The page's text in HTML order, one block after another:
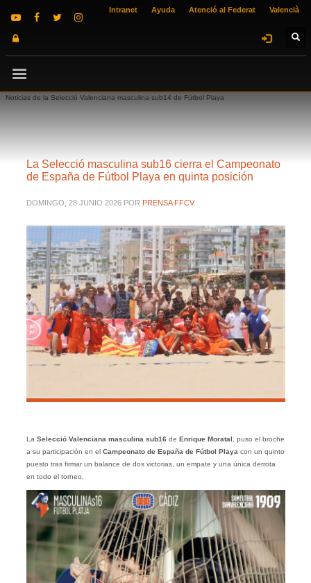
Intranet Ayuda Atenció al Federat Valencià
Noticias de la Selecció Valenciana masculina sub14 de Fútbol Playa
La Selecció masculina sub16 cierra el Campeonato
de España de Fútbol Playa en quinta posición
DOMINGO, 28 JUNIO 2026 POR PRENSA FFCV
La Selecció Valenciana masculina sub16 de Enrique Moratal , puso el broche
a su participación en el Campeonato de España de Fútbol Playa con un quinto
puesto tras firmar un balance de dos victorias, un empate y una única derrota
en todo el torneo.